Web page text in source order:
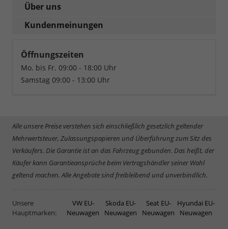
Über uns
Kundenmeinungen
Öffnungszeiten
Mo. bis Fr. 09:00 - 18:00 Uhr
Samstag 09:00 - 13:00 Uhr
Alle unsere Preise verstehen sich einschließlich gesetzlich geltender
Mehrwertsteuer, Zulassungspapieren und Überführung zum Sitz des
Verkäufers. Die Garantie ist an das Fahrzeug gebunden. Das heißt, der
Käufer kann Garantieansprüche beim Vertragshändler seiner Wahl
geltend machen. Alle Angebote sind freibleibend und unverbindlich.
Unsere
Hauptmarken:
VW EU-
Neuwagen
Skoda EU-
Neuwagen
Seat EU-
Neuwagen
Hyundai EU-
Neuwagen